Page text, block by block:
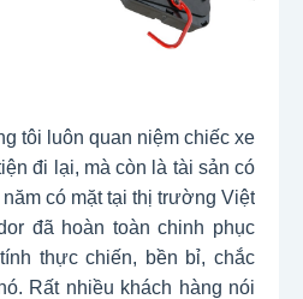
tôi luôn quan niệm chiếc xe
đi lại, mà còn là tài sản có
có mặt tại thị trường Việt
đã hoàn toàn chinh phục
thực chiến, bền bỉ, chắc
Rất nhiều khách hàng nói